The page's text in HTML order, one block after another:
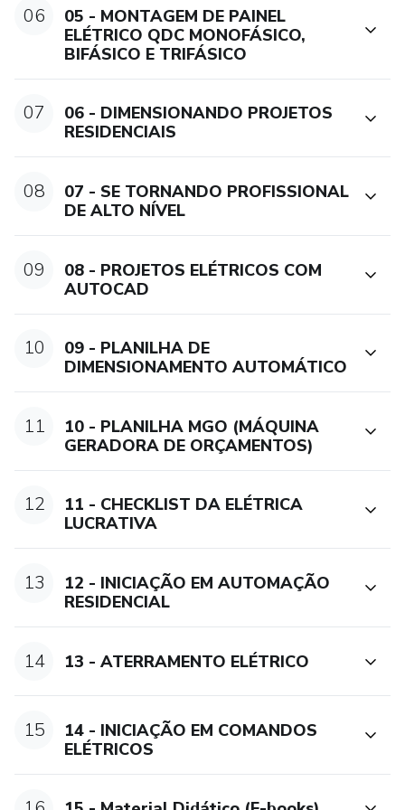
Surpreenda seus clientes ao oferecer projetos profissionais
personalizados. Torne-se referência e conquiste a
valorização que você merece.
📣 Pilar 05: Marketing - Eletricistas bem-sucedidos
também são mestres em se promover e conquistar
clientes.
06
05 - MONTAGEM DE PAINEL
ELÉTRICO QDC MONOFÁSICO,
BIFÁSICO E TRIFÁSICO
07
06 - DIMENSIONANDO PROJETOS
RESIDENCIAIS
08
07 - SE TORNANDO PROFISSIONAL
DE ALTO NÍVEL
09
08 - PROJETOS ELÉTRICOS COM
AUTOCAD
10
09 - PLANILHA DE
DIMENSIONAMENTO AUTOMÁTICO
11
10 - PLANILHA MGO (MÁQUINA
GERADORA DE ORÇAMENTOS)
12
11 - CHECKLIST DA ELÉTRICA
LUCRATIVA
13
12 - INICIAÇÃO EM AUTOMAÇÃO
RESIDENCIAL
14 13 - ATERRAMENTO ELÉTRICO
15
14 - INICIAÇÃO EM COMANDOS
ELÉTRICOS